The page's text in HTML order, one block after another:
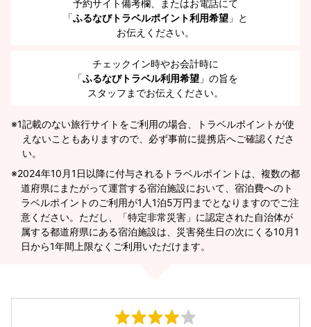
予約サイト備考欄、またはお電話にて
「ふるなびトラベルポイント利用希望 」と
お伝えください。
チェックイン時やお会計時に
「ふるなびトラベル利用希望 」の旨を
スタッフまでお伝えください。
※1記載のない旅行サイトをご利用の場合、トラベルポイントが使
えないこともありますので、必ず事前に提携店へご確認くださ
い。
2024年10月1日以降に付与されるトラベルポイントは、複数の都
道府県にまたがって運営する宿泊施設において、宿泊費へのト
ラベルポイントのご利用が1人1泊5万円までとなりますのでご注
意ください。ただし、「特定非常災害」に認定された自治体が
属する都道府県にある宿泊施設は、災害発生日の次にくる10月1
日から1年間上限なくご利用いただけます。